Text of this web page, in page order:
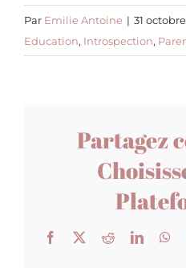
Par Emilie Antoine | 31
Education, Introspection,
Partagez
Facebook
X RedditLinkedIn